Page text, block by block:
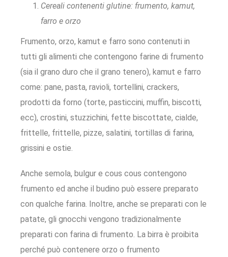
Cereali contenenti glutine: frumento, kamut,
farro e orzo
Frumento, orzo, kamut e farro sono contenuti in
tutti gli alimenti che contengono farine di frumento
(sia il grano duro che il grano tenero), kamut e farro
come: pane, pasta, ravioli, tortellini, crackers,
prodotti da forno (torte, pasticcini, muffin, biscotti,
ecc), crostini, stuzzichini, fette biscottate, cialde,
frittelle, frittelle, pizze, salatini, tortillas di farina,
grissini e ostie.
Anche semola, bulgur e cous cous contengono
frumento ed anche il budino può essere preparato
con qualche farina. Inoltre, anche se preparati con le
patate, gli gnocchi vengono tradizionalmente
preparati con farina di frumento. La birra è proibita
perché può contenere orzo o frumento